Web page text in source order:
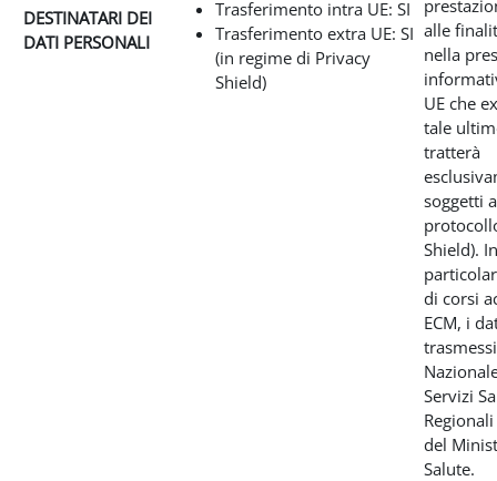
DESTINATARI DEI
DATI PERSONALI
Trasferimento intra UE: SI
Trasferimento extra UE: SI
(in regime di Privacy
Shield)
alle
nella
UE che
tale
tratterà
soggetti
Shield). In
di corsi
ECM, i
Servizi
Regionali
del
Salute.